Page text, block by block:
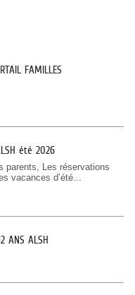
FAMILLES
été 2026
parents, Les réservations
vacances d’été...
ANS ALSH